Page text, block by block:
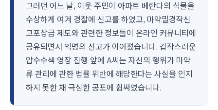
그러던 어느 날, 이웃 주민이 아파트 베란다의 식물을
수상하게 여겨 경찰에 신고를 하였고, 마약밀경작신
고포상금 제도와 관련한 정보들이 온라인 커뮤니티에
공유되면서 익명의 신고가 이어졌습니다. 갑작스러운
압수수색 영장 집행 앞에 A씨는 자신의 행위가 마약
류 관리에 관한 법률 위반에 해당한다는 사실을 인지
하지 못한 채 극심한 공포에 휩싸였습니다.